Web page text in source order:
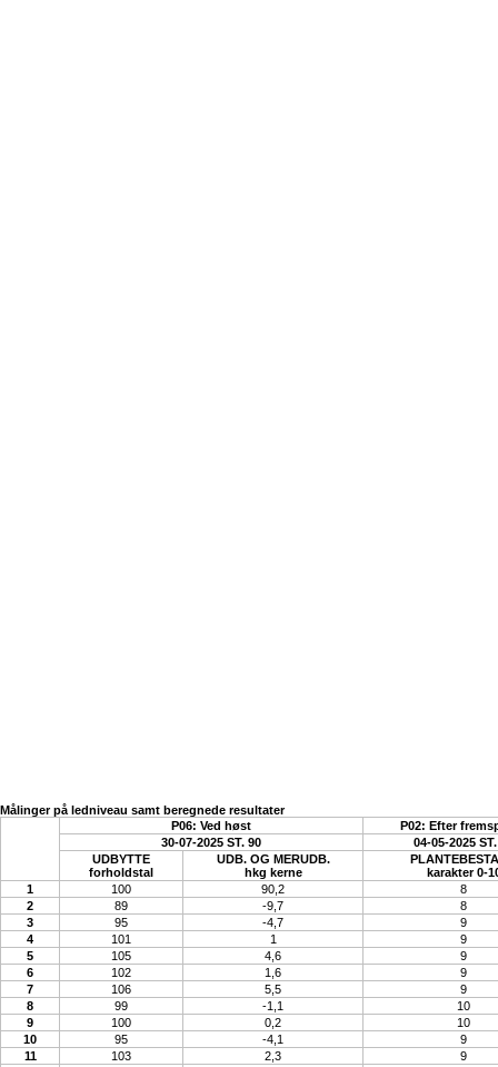
Målinger på ledniveau samt beregnede resultater
P06: Ved høst
P02: Efter
30-07-2025 ST. 90
04-05-2025
UDBYTTE
forholdstal
UDB. OG MERUDB.
hkg kerne
karakter 0-
1
100 90,2
8
2
89 -9,7
8
3
95 -4,7
9
4
101 1
9
5
105 4,6
9
6
102 1,6
9
7
106 5,5
9
8
99 -1,1
10
9
100 0,2
10
10
95 -4,1
9
11
103 2,3
9